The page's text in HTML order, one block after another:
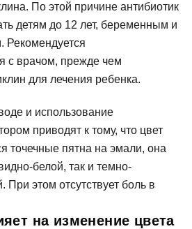
По этой причине антибиотик
детям до 12 лет, беременным и
с врачом, прежде чем
для лечения ребенка.
и использование
приводят к тому, что цвет
точечные пятна на эмали, она
белой, так и темно-
При этом отсутствует боль в
на изменение цвета